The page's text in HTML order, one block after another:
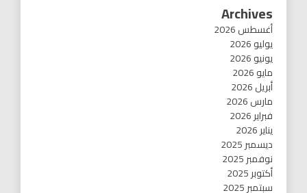
Archives
أغسطس 2026
يوليو 2026
يونيو 2026
مايو 2026
أبريل 2026
مارس 2026
فبراير 2026
يناير 2026
ديسمبر 2025
نوفمبر 2025
أكتوبر 2025
سبتمبر 2025